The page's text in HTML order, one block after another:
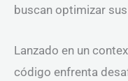
buscan optimizar
Lanzado en un
código enfrenta